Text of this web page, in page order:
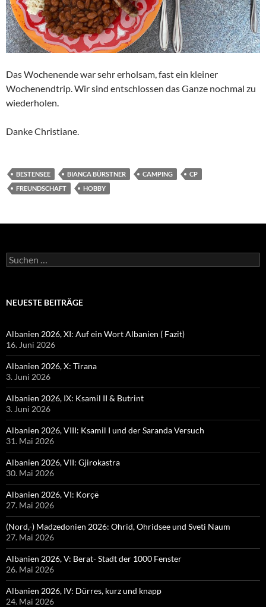
Das Wochenende war sehr erholsam, fast ein kleiner
Wochenendtrip. Wir sind entschlossen das Ganze nochmal zu
wiederholen.
Danke Christiane.
BESTENSEE BIANCA BÜRSTNER CAMPING
CP
FREUNDSCHAFT
HOBBY
Suchen
nach:
NEUESTE BEITRÄGE
Albanien 2026, XI: Auf ein Wort Albanien ( Fazit)
16. Juni 2026
Albanien 2026, X: Tirana
3. Juni 2026
Albanien 2026, IX: Ksamil II & Butrint
3. Juni 2026
Albanien 2026, VIII: Ksamil I und der Saranda Versuch
31. Mai 2026
Albanien 2026, VII: Gjirokastra
30. Mai 2026
Albanien 2026, VI: Korçë
27. Mai 2026
(Nord,-) Madzedonien 2026: Ohrid, Ohridsee und Sveti Naum
27. Mai 2026
Albanien 2026, V: Berat- Stadt der 1000 Fenster
26. Mai 2026
Albanien 2026, IV: Dürres, kurz und knapp
24. Mai 2026